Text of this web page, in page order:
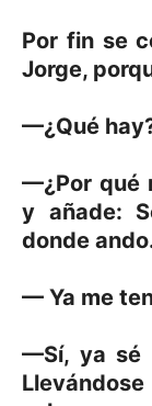
Por fin se
Jorge,
—¿Qué
—¿Por qué
y añade:
donde
— Ya me
—Sí, ya sé